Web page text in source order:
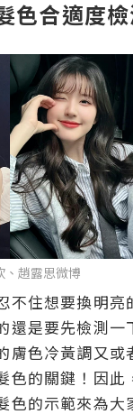
色合適度檢
趙露思微博
不住想要換明亮
還是要先檢測一
膚色冷黃調又或
色的關鍵！因此
色的示範來為大